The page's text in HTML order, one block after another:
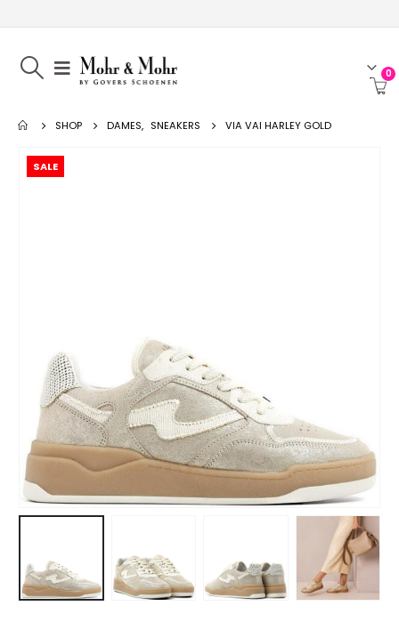
0
SHOP DAMES, SNEAKERS VIA VAI HARLEY GOLD
SALE